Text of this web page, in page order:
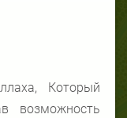
Который
возможность